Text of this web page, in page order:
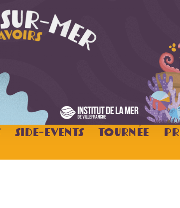
Side-Events Tournée